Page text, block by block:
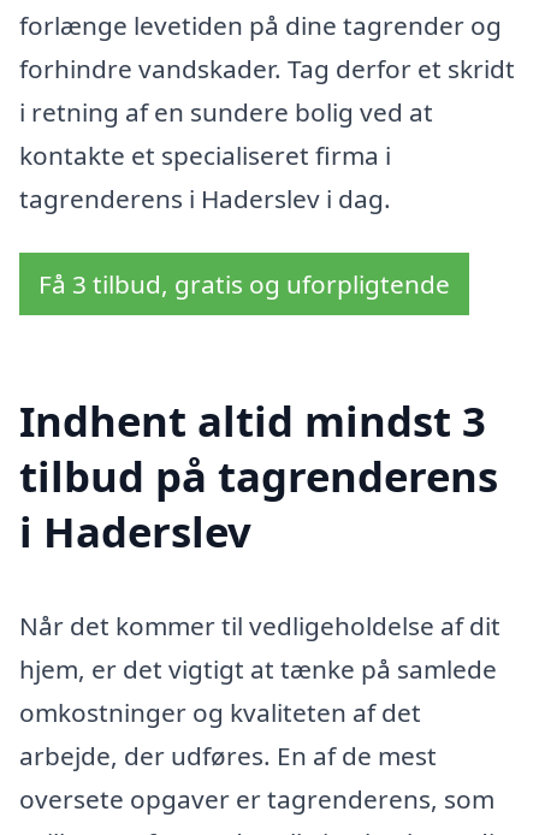
forlænge levetiden på dine tagrender og
forhindre vandskader. Tag derfor et skridt
i retning af en sundere bolig ved at
kontakte et specialiseret firma i
tagrenderens i Haderslev i dag.
Få 3 tilbud, gratis og uforpligtende
Indhent altid mindst 3
tilbud på tagrenderens
i Haderslev
Når det kommer til vedligeholdelse af dit
hjem, er det vigtigt at tænke på samlede
omkostninger og kvaliteten af det
arbejde, der udføres. En af de mest
oversete opgaver er tagrenderens, som